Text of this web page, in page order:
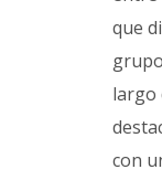
que
largo
con